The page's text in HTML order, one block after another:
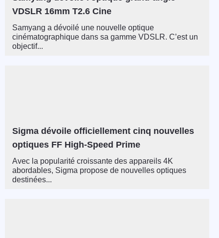
VDSLR 16mm T2.6 Cine
Samyang a dévoilé une nouvelle optique
cinématographique dans sa gamme VDSLR. C’est un
objectif...
Sigma dévoile officiellement cinq nouvelles
optiques FF High-Speed ​​Prime
Avec la popularité croissante des appareils 4K
abordables, Sigma propose de nouvelles optiques
destinées...